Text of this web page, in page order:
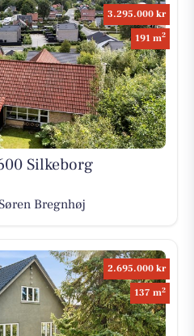
3.295.000 kr
191 m2
Silkeborg
Bregnhøj
2.695.000 kr
137 m2